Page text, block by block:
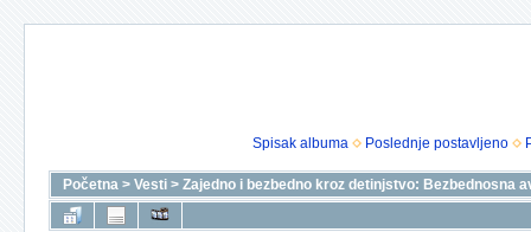
Spisak albuma Poslednje postavljeno
Početna > Vesti > Zajedno i bezbedno kroz detinjstvo: Bezbednosna